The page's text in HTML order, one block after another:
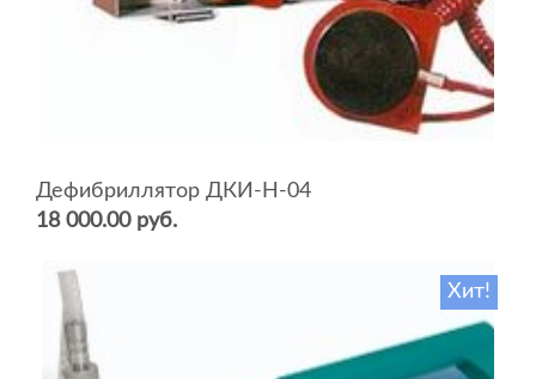
Дефибриллятор ДКИ-Н-04
18 000.00 руб.
Хит!